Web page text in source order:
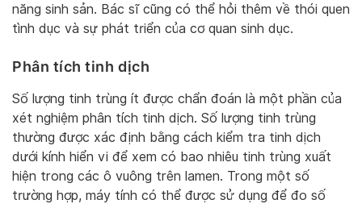
năng sinh sản. Bác sĩ cũng có thể hỏi thêm về thói quen
tình dục và sự phát triển của cơ quan sinh dục.
Phân tích tinh dịch
Số lượng tinh trùng ít được chẩn đoán là một phần của
xét nghiệm phân tích tinh dịch. Số lượng tinh trùng
thường được xác định bằng cách kiểm tra tinh dịch
dưới kính hiển vi để xem có bao nhiêu tinh trùng xuất
hiện trong các ô vuông trên lamen. Trong một số
trường hợp, máy tính có thể được sử dụng để đo số